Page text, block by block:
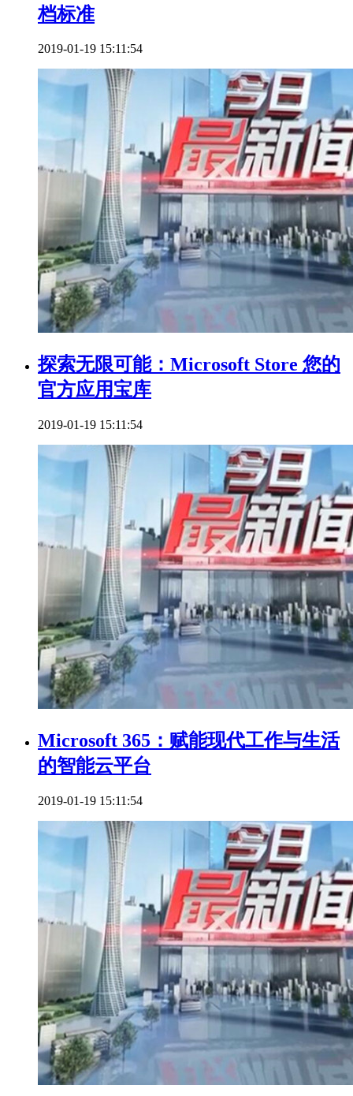
档标准
2019-01-19 15:11:54
探索无限可能：Microsoft Store 您的
官方应用宝库
2019-01-19 15:11:54
Microsoft 365：赋能现代工作与生活
的智能云平台
2019-01-19 15:11:54